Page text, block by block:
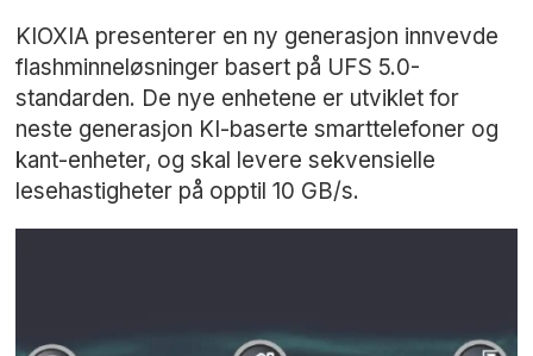
KIOXIA presenterer en ny generasjon innvevde
flashminneløsninger basert på UFS 5.0-
standarden. De nye enhetene er utviklet for
neste generasjon KI-baserte smarttelefoner og
kant-enheter, og skal levere sekvensielle
lesehastigheter på opptil 10 GB/s.